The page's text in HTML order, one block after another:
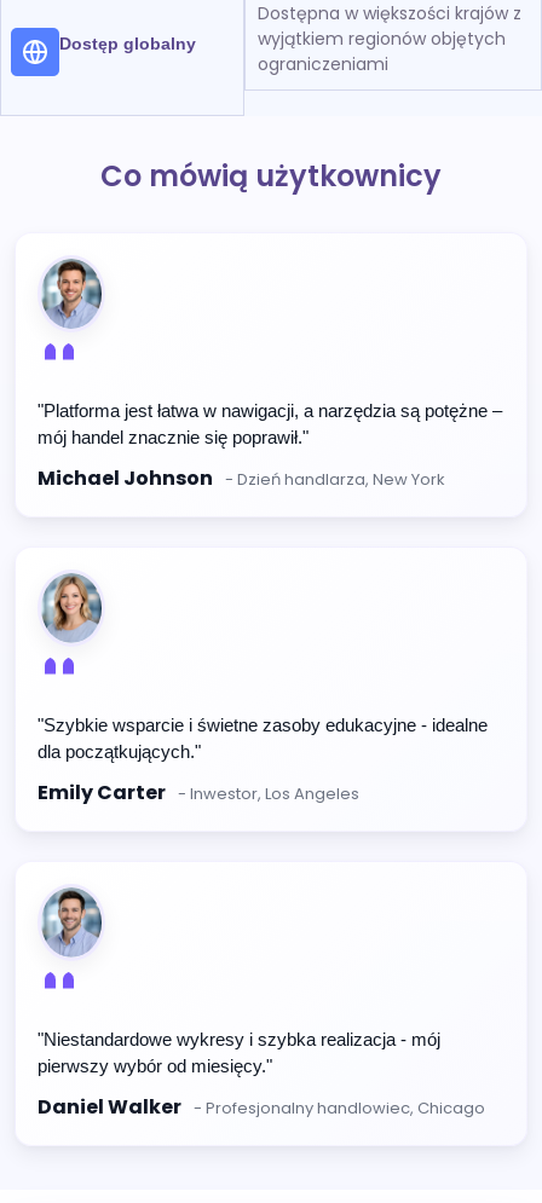
Dostęp globalny
Dostępna w większości krajów z
wyjątkiem regionów objętych
ograniczeniami
Co mówią użytkownicy
"Platforma jest łatwa w nawigacji, a narzędzia są potężne –
mój handel znacznie się poprawił."
Michael Johnson - Dzień handlarza, New York
"Szybkie wsparcie i świetne zasoby edukacyjne - idealne
dla początkujących."
Emily Carter - Inwestor, Los Angeles
"Niestandardowe wykresy i szybka realizacja - mój
pierwszy wybór od miesięcy."
Daniel Walker - Profesjonalny handlowiec, Chicago